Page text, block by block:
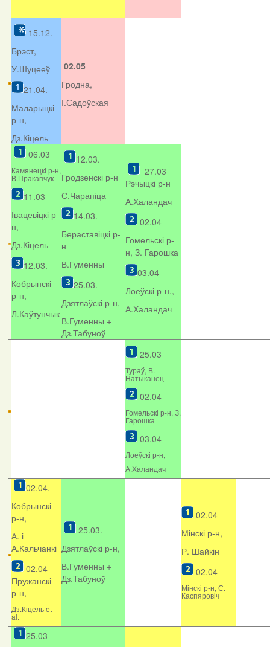
15.12.
Брэст,
У.Шуцееў
21.04.
Маларыцкі
р-н,
Дз.Кіцель
02.05
Гродна,
І.Садоўская
06.03
Камянецкі р-н,
В.Пракапчук
11.03
Івацевіцкі р-
н,
Дз.Кіцель
12.03.
Кобрынскі
р-н,
Л.Каўтунчык
12.03.
Гродзенскі р-н
С.Чарапіца
14.03.
Бераставіцкі р-
н
В.Гуменны
25.03.
Дзятлаўскі р-н,
В.Гуменны +
Дз.Табуноў
27.03
Рэчыцкі р-н
А.Халандач
02.04
Гомельскі р-
н, З. Гарошка
03.04
Лоеўскі р-н.,
А.Халандач
25.03
Тураў, В.
Натыканец
02.04
Гомельскі р-н, З.
Гарошка
03.04
Лоеўскі р-н,
А.Халандач
02.04.
Кобрынскі
р-н,
А. і
А.Кальчанкі
02.04
Пружанскі
р-н,
Дз.Кіцель et
al.
25.03.
Дзятлаўскі р-н,
В.Гуменны +
Дз.Табуноў
02.04
Мінскі р-н,
Р. Шайкін
02.04
Мінскі р-н, С.
Каспяровіч
25.03